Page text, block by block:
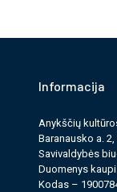
Informacija
Anykščių
Baranausko a.
Savi­valdy­bės
Duomenys
Kodas –